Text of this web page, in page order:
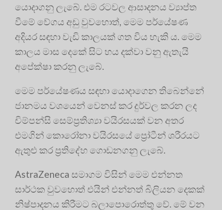
යොදාගනු ලැබේ. එම රටවල ආසාදනය ව්‍යාප්ත
වීමේ වේගය අඩු වුවහොත්, මෙම පර්යේෂණ
අදියර සඳහා වැඩි කාලයක් ගත විය හැකි ය. මෙම
කාලය මාස දෙකේ සිට හය දක්වා වනු ඇතැයි
අපේක්ෂා කරනු ලැබේ.
මෙම පර්යේෂණය සඳහා යොදාගෙන තිබෙන්නේ
ජානමය වශයෙන් වෙනස් කර දුර්වල කරන ලද
චිම්පන්සි සෙම්ප්‍රතිශ්‍යා වයිරසයක් වන අතර
එමගින් කොරෝනා වයිරසයේ ප්‍රෝටීන් ශරීරයට
ඇතුළු කර ප්‍රතිදේහ ගොඩනගනු ලැබේ.
AstraZeneca සමාගම විසින් මෙම එන්නත
සාර්ථක වුවහොත් එයින් එන්නත් බිලියන දෙකක්
නිෂ්පාදනය කිරීමට බලාපොරොත්තු වේ. මේ වන